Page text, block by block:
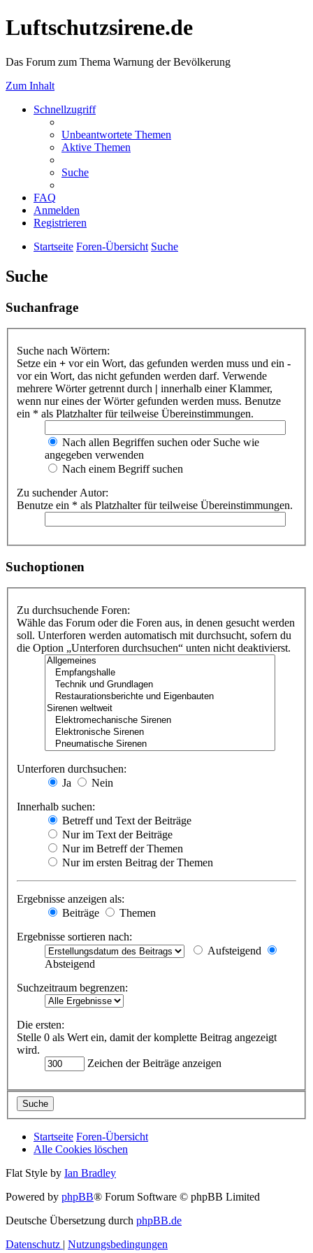
Luftschutzsirene.de
Das Forum zum Thema Warnung der Bevölkerung
Zum Inhalt
Schnellzugriff
Unbeantwortete Themen
Aktive Themen
Suche
FAQ
Anmelden
Registrieren
Startseite Foren-Übersicht Suche
Suche
Suchanfrage
Suche nach Wörtern:
Setze ein + vor ein Wort, das gefunden werden muss und ein -
vor ein Wort, das nicht gefunden werden darf. Verwende
mehrere Wörter getrennt durch | innerhalb einer Klammer,
wenn nur eines der Wörter gefunden werden muss. Benutze
ein * als Platzhalter für teilweise Übereinstimmungen.
Nach allen Begriffen suchen oder Suche wie
angegeben verwenden
Nach einem Begriff suchen
Zu suchender Autor:
Benutze ein * als Platzhalter für teilweise Übereinstimmungen.
Suchoptionen
Zu durchsuchende Foren:
Wähle das Forum oder die Foren aus, in denen gesucht werden
soll. Unterforen werden automatisch mit durchsucht, sofern du
die Option „Unterforen durchsuchen“ unten nicht deaktivierst.
Unterforen durchsuchen:
Ja
Nein
Innerhalb suchen:
Betreff und Text der Beiträge
Nur im Text der Beiträge
Nur im Betreff der Themen
Nur im ersten Beitrag der Themen
Ergebnisse anzeigen als:
Beiträge
Themen
Ergebnisse sortieren nach:
Aufsteigend
Absteigend
Suchzeitraum begrenzen:
Die ersten:
Stelle 0 als Wert ein, damit der komplette Beitrag angezeigt
wird.
Zeichen der Beiträge anzeigen
Startseite Foren-Übersicht
Alle Cookies löschen
Flat Style by Ian Bradley
Powered by phpBB® Forum Software © phpBB Limited
Deutsche Übersetzung durch phpBB.de
Datenschutz | Nutzungsbedingungen